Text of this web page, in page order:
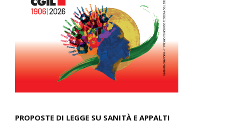
PROPOSTE DI LEGGE SU SANITÀ E APPALTI